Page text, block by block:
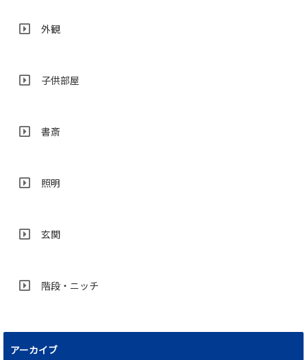
外観
子供部屋
書斎
照明
玄関
階段・ニッチ
アーカイブ